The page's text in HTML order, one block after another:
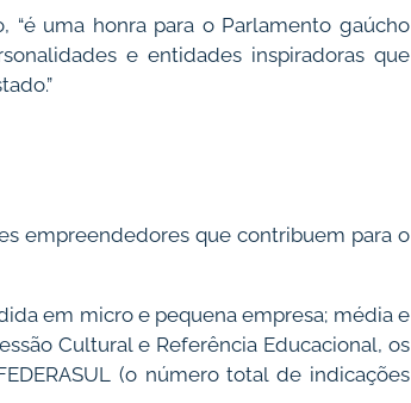
uma honra para o Parlamento gaúcho
e entidades inspiradoras que
empreendedores que contribuem para o
em micro e pequena empresa; média e
Cultural e Referência Educacional, os
(o número total de indicações